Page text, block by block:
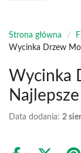
Strona główna /
Wycinka Drzew
Wycinka
Data dodania: 2